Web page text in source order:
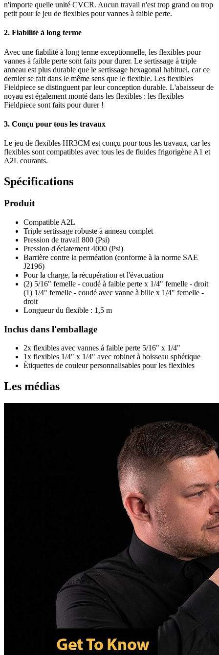
n'importe quelle unité CVCR. Aucun travail n'est trop grand ou trop
petit pour le jeu de flexibles pour vannes à faible perte.
2. Fiabilité à long terme
Avec une fiabilité à long terme exceptionnelle, les flexibles pour
vannes à faible perte sont faits pour durer. Le sertissage à triple
anneau est plus durable que le sertissage hexagonal habituel, car ce
dernier se fait dans le même sens que le flexible. Les flexibles
Fieldpiece se distinguent par leur conception durable. L'abaisseur de
noyau est également monté dans les flexibles : les flexibles
Fieldpiece sont faits pour durer !
3. Conçu pour tous les travaux
Le jeu de flexibles HR3CM est conçu pour tous les travaux, car les
flexibles sont compatibles avec tous les de fluides frigorigène A1 et
A2L courants.
Spécifications
Produit
Compatible A2L
Triple sertissage robuste à anneau complet
Pression de travail 800 (Psi)
Pression d'éclatement 4000 (Psi)
Barrière contre la perméation (conforme à la norme SAE
J2196)
Pour la charge, la récupération et l'évacuation
(2) 5/16" femelle - coudé à faible perte x 1/4" femelle - droit
(1) 1/4" femelle - coudé avec vanne à bille x 1/4" femelle -
droit
Longueur du flexible : 1,5 m
Inclus dans l'emballage
2x flexibles avec vannes á faible perte 5/16" x 1/4"
1x flexibles 1/4" x 1/4" avec robinet à boisseau sphérique
Étiquettes de couleur personnalisables pour les flexibles
Les médias